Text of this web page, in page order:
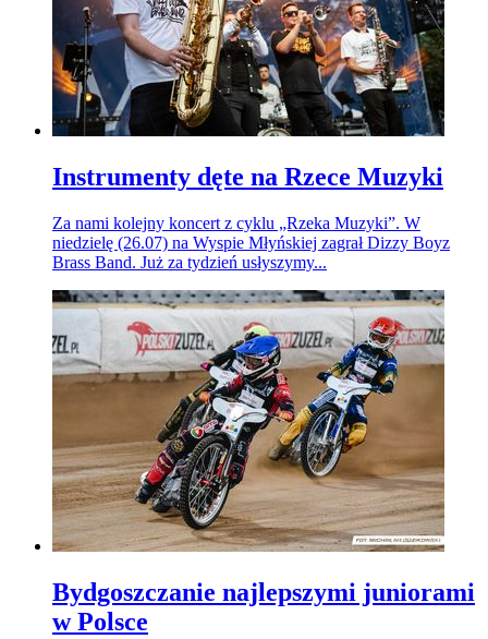
Instrumenty dęte na Rzece Muzyki
Za nami kolejny koncert z cyklu „Rzeka Muzyki”. W
niedzielę (26.07) na Wyspie Młyńskiej zagrał Dizzy Boyz
Brass Band. Już za tydzień usłyszymy...
Bydgoszczanie najlepszymi juniorami
w Polsce